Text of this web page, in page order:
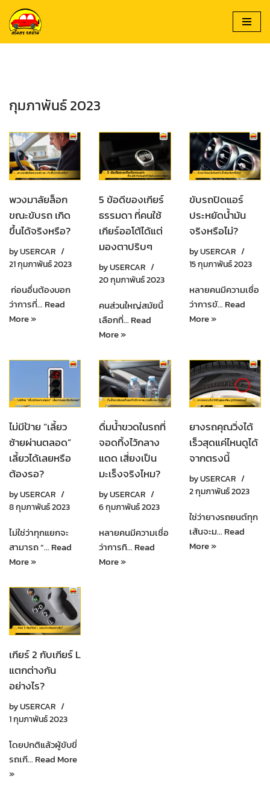
Skip
to
กุมภาพันธ์ 2023
พวงมาลัยล็อก
ขณะขับรถ เกิด
ขึ้นได้จริงหรือ?
byUSERCAR
21 กุมภาพันธ์ 2023
ก่อนอื่นต้องบอก
ว่าการที่… Read
More »
5 ข้อดีของเกียร์
ธรรมดา ที่คนใช้
เกียร์ออโต้ได้แต่
มองตาปริบๆ
byUSERCAR
20 กุมภาพันธ์ 2023
คนส่วนใหญ่สมัยนี้
เลือกที่… Read
More »
ขับรถปิดแอร์
ประหยัดน้ำมัน
จริงหรือไม่?
byUSERCAR
15 กุมภาพันธ์ 2023
หลายคนมีความเชื่อ
ว่าการขั… Read
More »
ไม่มีป้าย “เลี้ยว
ซ้ายผ่านตลอด”
เลี้ยวได้เลยหรือ
ต้องรอ?
byUSERCAR
8 กุมภาพันธ์ 2023
ไม่ใช่ว่าทุกแยกจะ
สามารถ “… Read
More »
ดื่มน้ำขวดในรถที่
จอดทิ้งไว้กลาง
แดด เสี่ยงเป็น
มะเร็งจริงไหม?
byUSERCAR
6 กุมภาพันธ์ 2023
หลายคนมีความเชื่อ
ว่าการทิ… Read
More »
ยางรถคุณวิ่งได้
เร็วสุดแค่ไหนดูได้
จากตรงนี้
byUSERCAR
2 กุมภาพันธ์ 2023
ใช่ว่ายางรถยนต์ทุก
เส้นจะม… Read
More »
เกียร์ 2 กับเกียร์ L
แตกต่างกัน
อย่างไร?
byUSERCAR
1 กุมภาพันธ์ 2023
โดยปกติแล้วผู้ขับขี่
รถเกี… Read More
»